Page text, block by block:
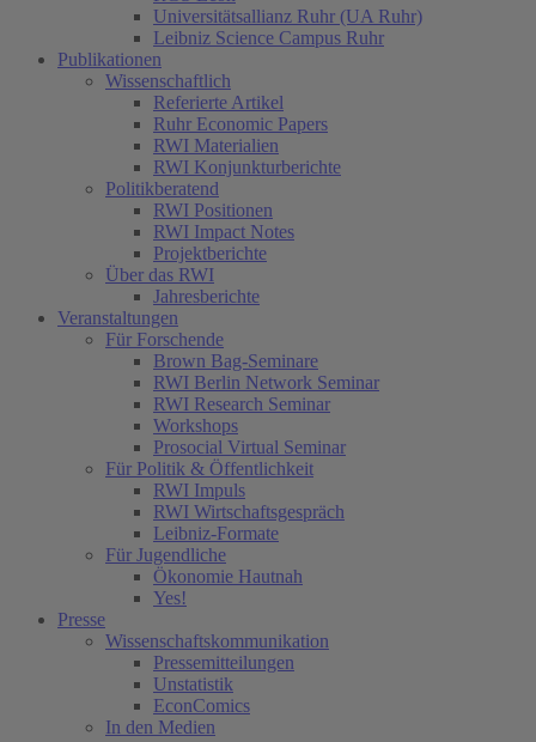
Universitätsallianz Ruhr (UA Ruhr)
Leibniz Science Campus Ruhr
Publikationen
Wissenschaftlich
Referierte Artikel
Ruhr Economic Papers
RWI Materialien
RWI Konjunkturberichte
Politikberatend
RWI Positionen
RWI Impact Notes
Projektberichte
Über das RWI
Jahresberichte
Veranstaltungen
Für Forschende
Brown Bag-Seminare
RWI Berlin Network Seminar
RWI Research Seminar
Workshops
Prosocial Virtual Seminar
Für Politik & Öffentlichkeit
RWI Impuls
RWI Wirtschaftsgespräch
Leibniz-Formate
Für Jugendliche
Ökonomie Hautnah
Yes!
Presse
Wissenschaftskommunikation
Pressemitteilungen
Unstatistik
EconComics
In den Medien